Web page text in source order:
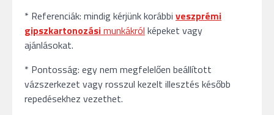
* Referenciák: mindig kérjünk korábbi veszprémi
gipszkartonozásimunkákról képeket vagy
ajánlásokat.
* Pontosság: egy nem megfelelően beállított
vázszerkezet vagy rosszul kezelt illesztés később
repedésekhez vezethet.